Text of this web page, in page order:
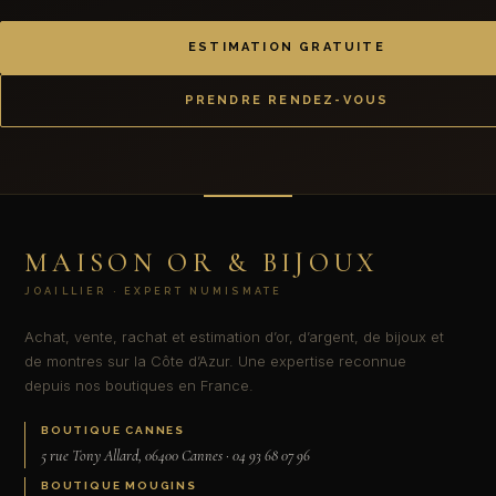
ESTIMATION GRATUITE
PRENDRE RENDEZ-VOUS
MAISON OR & BIJOUX
JOAILLIER · EXPERT NUMISMATE
Achat, vente, rachat et estimation d’or, d’argent, de bijoux et
de montres sur la Côte d’Azur. Une expertise reconnue
depuis nos boutiques en France.
BOUTIQUE CANNES
5 rue Tony Allard, 06400 Cannes · 04 93 68 07 96
BOUTIQUE MOUGINS